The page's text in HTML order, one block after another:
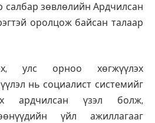
салбар зөвлөлийн Ардчилсан
оролцож байсан талаар
улс орноо хөгжүүлэх
нь социалист системийг
ардчилсан үзэл болж,
үйл ажиллагааг